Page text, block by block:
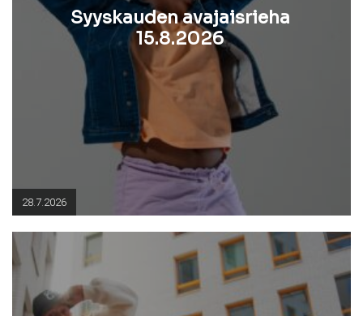
Syyskauden avajaisrieha
15.8.2026
28.7.2026